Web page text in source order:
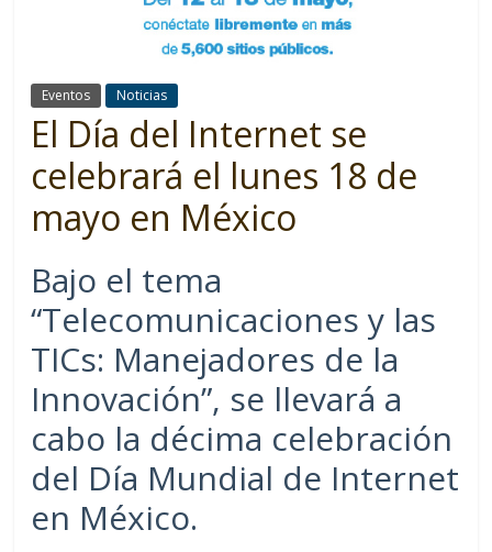
Eventos Noticias
El Día del Internet se
celebrará el lunes 18 de
mayo en México
Bajo el tema
“Telecomunicaciones y las
TICs: Manejadores de la
Innovación”, se llevará a
cabo la décima celebración
del Día Mundial de Internet
en México.